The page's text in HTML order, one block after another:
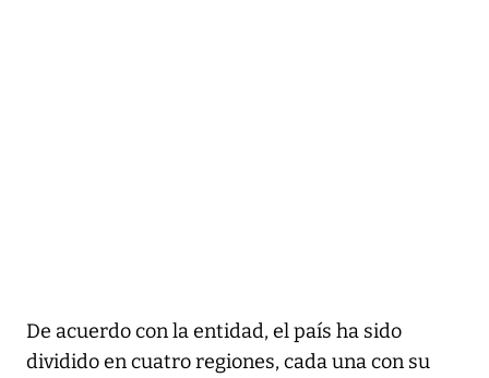
De acuerdo con la entidad, el país ha sido
dividido en cuatro regiones, cada una con su